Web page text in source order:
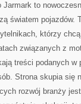
Jarmark to
światem pojazdów.
którzy
związanych z
treści podanych w
Strona skupia się
rozwój branży